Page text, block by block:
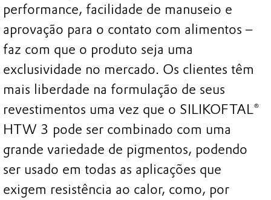
performance, facilidade de manuseio e
aprovação para o contato com alimentos –
faz com que o produto seja uma
exclusividade no mercado. Os clientes têm
mais liberdade na formulação de seus
revestimentos uma vez que o SILIKOFTAL®
HTW 3 pode ser combinado com uma
grande variedade de pigmentos, podendo
ser usado em todas as aplicações que
exigem resistência ao calor, como, por